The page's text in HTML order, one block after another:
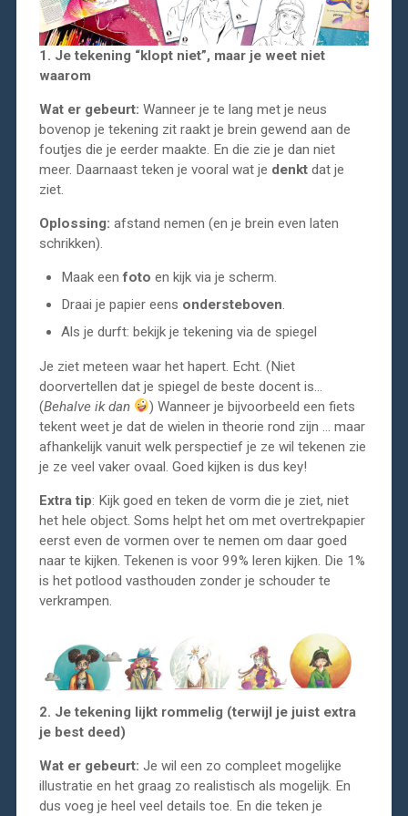
1. Je tekening “klopt niet”, maar je weet niet
waarom
Wat er gebeurt: Wanneer je te lang met je neus
bovenop je tekening zit raakt je brein gewend aan de
foutjes die je eerder maakte. En die zie je dan niet
meer. Daarnaast teken je vooral wat je denktdat je
ziet.
Oplossing: afstand nemen (en je brein even laten
schrikken).
Maak eenfoto en kijk via je scherm.
Draai je papier eens ondersteboven.
Als je durft: bekijk je tekening via de spiegel
Je ziet meteen waar het hapert. Echt. (Niet
doorvertellen dat je spiegel de beste docent is…
(Behalve ik dan
) Wanneer je bijvoorbeeld een fiets
tekent weet je dat de wielen in theorie rond zijn … maar
afhankelijk vanuit welk perspectief je ze wil tekenen zie
je ze veel vaker ovaal. Goed kijken is dus key!
Extra tip: Kijk goed en teken de vorm die je ziet, niet
het hele object. Soms helpt het om met overtrekpapier
eerst even de vormen over te nemen om daar goed
naar te kijken. Tekenen is voor 99% leren kijken. Die 1%
is het potlood vasthouden zonder je schouder te
verkrampen.
2. Je tekening lijkt rommelig (terwijl je juist extra
je best deed)
Wat er gebeurt: Je wil een zo compleet mogelijke
illustratie en het graag zo realistisch als mogelijk. En
dus voeg je heel veel details toe. En die teken je